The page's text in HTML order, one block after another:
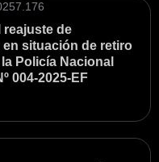
reajuste de
situación de retiro
Policía Nacional
004-2025-EF